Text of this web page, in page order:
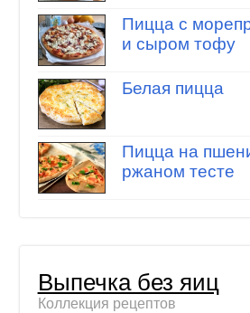
Пицца с
и сыром тофу
Белая пицца
Пицца на
ржаном тесте
Выпечка без яиц
Коллекция рецептов